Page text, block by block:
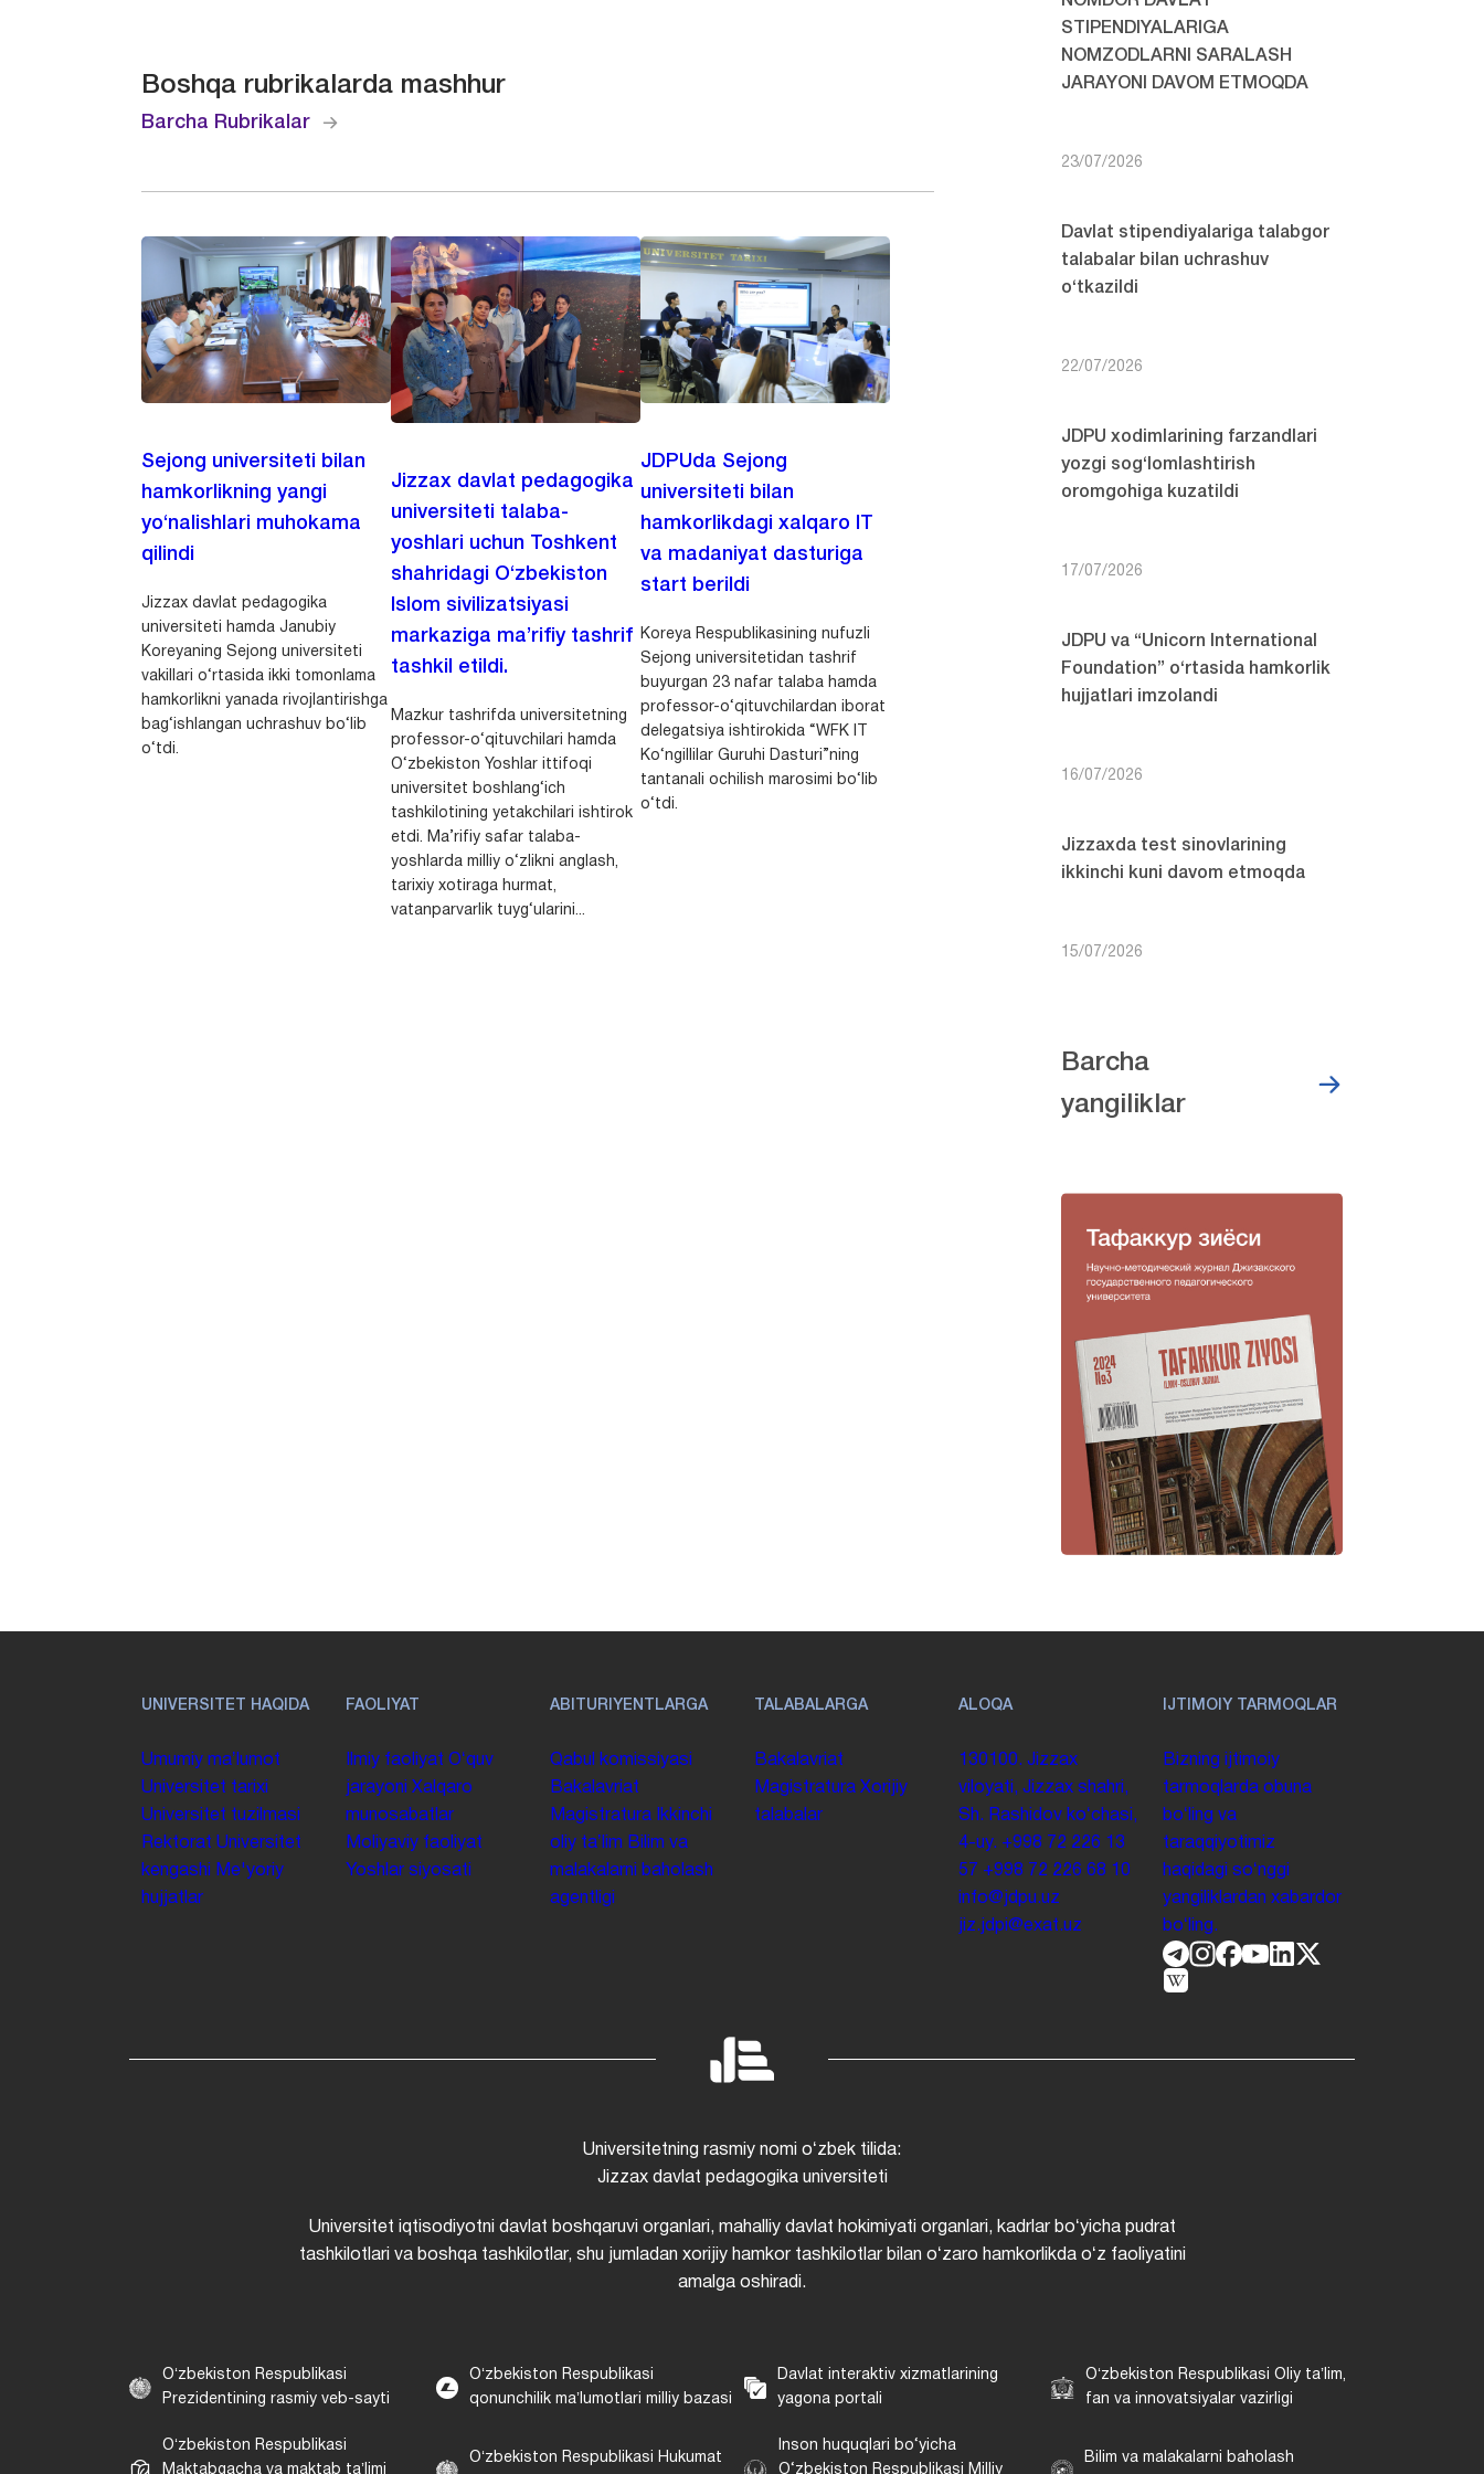
Boshqa rubrikalarda mashhur
Barcha Rubrikalar
Sejong universiteti bilan
hamkorlikning yangi
yo‘nalishlari muhokama
qilindi
Jizzax davlat pedagogika
universiteti hamda Janubiy
Koreyaning Sejong universiteti
vakillari o‘rtasida ikki tomonlama
hamkorlikni yanada rivojlantirishga
bag‘ishlangan uchrashuv bo‘lib
o‘tdi.
Jizzax davlat pedagogika
universiteti talaba-
yoshlari uchun Toshkent
shahridagi O‘zbekiston
Islom sivilizatsiyasi
markaziga ma’rifiy tashrif
tashkil etildi.
Mazkur tashrifda universitetning
professor-o‘qituvchilari hamda
O‘zbekiston Yoshlar ittifoqi
universitet boshlang‘ich
tashkilotining yetakchilari ishtirok
etdi. Ma’rifiy safar talaba-
yoshlarda milliy o‘zlikni anglash,
tarixiy xotiraga hurmat,
vatanparvarlik tuyg‘ularini...
JDPUda Sejong
universiteti bilan
hamkorlikdagi xalqaro IT
va madaniyat dasturiga
start berildi
Koreya Respublikasining nufuzli
Sejong universitetidan tashrif
buyurgan 23 nafar talaba hamda
professor-o‘qituvchilardan iborat
delegatsiya ishtirokida “WFK IT
Ko‘ngillilar Guruhi Dasturi”ning
tantanali ochilish marosimi bo‘lib
o‘tdi.
STIPENDIYALARIGA
NOMZODLARNI SARALASH
JARAYONI DAVOM ETMOQDA
23/07/2026
Davlat stipendiyalariga talabgor
talabalar bilan uchrashuv
o‘tkazildi
22/07/2026
JDPU xodimlarining farzandlari
yozgi sog‘lomlashtirish
oromgohiga kuzatildi
17/07/2026
JDPU va “Unicorn International
Foundation” o‘rtasida hamkorlik
hujjatlari imzolandi
16/07/2026
Jizzaxda test sinovlarining
ikkinchi kuni davom etmoqda
15/07/2026
Barcha
yangiliklar
UNIVERSITET HAQIDA
Umumiy maʼlumot
Universitet tarixi
Universitet tuzilmasi
Rektorat Universitet
kengashi
Me'yoriy
hujjatlar
FAOLIYAT
Ilmiy faoliyat Oʻquv
jarayoni Xalqaro
munosabatlar
Moliyaviy faoliyat
Yoshlar siyosati
ABITURIYENTLARGA
Qabul komissiyasi
Bakalavriat
Magistratura
Ikkinchi
oliy taʼlim Bilim va
malakalarni baholash
agentligi
TALABALARGA
Bakalavriat
Magistratura Xorijiy
talabalar
ALOQA
130100. Jizzax
viloyati, Jizzax shahri,
Sh. Rashidov koʻchasi,
4-uy. +998 72 226 13
57 +998 72 226 68 10
info@jdpu.uz
jiz.jdpi@exat.uz
IJTIMOIY TARMOQLAR
Bizning ijtimoiy
tarmoqlarda obuna
boʻling va
taraqqiyotimiz
haqidagi soʻnggi
yangiliklardan xabardor
boʻling.
Universitetning rasmiy nomi oʻzbek tilida:
Jizzax davlat pedagogika universiteti
Universitet iqtisodiyotni davlat boshqaruvi organlari, mahalliy davlat hokimiyati organlari, kadrlar boʻyicha pudrat
tashkilotlari va boshqa tashkilotlar, shu jumladan xorijiy hamkor tashkilotlar bilan oʻzaro hamkorlikda oʻz faoliyatini
amalga oshiradi.
Oʻzbekiston Respublikasi
Prezidentining rasmiy veb-sayti
Oʻzbekiston Respublikasi
qonunchilik maʼlumotlari milliy bazasi
Davlat interaktiv xizmatlarining
yagona portali
Oʻzbekiston Respublikasi Oliy taʼlim,
fan va innovatsiyalar vazirligi
Oʻzbekiston Respublikasi
Maktabgacha va maktab taʼlimi
Oʻzbekiston Respublikasi Hukumat
Inson huquqlari bo‘yicha
O‘zbekiston Respublikasi Milliy
Bilim va malakalarni baholash